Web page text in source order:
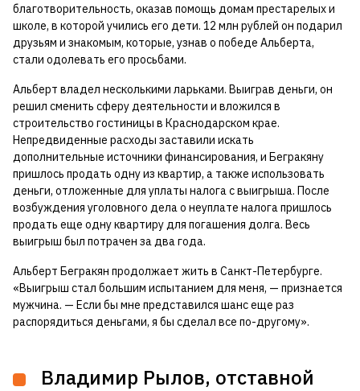
благотворительность, оказав помощь домам престарелых и
школе, в которой учились его дети. 12 млн рублей он подарил
друзьям и знакомым, которые, узнав о победе Альберта,
стали одолевать его просьбами.
Альберт владел несколькими ларьками. Выиграв деньги, он
решил сменить сферу деятельности и вложился в
строительство гостиницы в Краснодарском крае.
Непредвиденные расходы заставили искать
дополнительные источники финансирования, и Бегракяну
пришлось продать одну из квартир, а также использовать
деньги, отложенные для уплаты налога с выигрыша. После
возбуждения уголовного дела о неуплате налога пришлось
продать еще одну квартиру для погашения долга. Весь
выигрыш был потрачен за два года.
Альберт Бегракян продолжает жить в Санкт-Петербурге.
«Выигрыш стал большим испытанием для меня, — признается
мужчина. — Если бы мне представился шанс еще раз
распорядиться деньгами, я бы сделал все по-другому».
Владимир Рылов, отставной